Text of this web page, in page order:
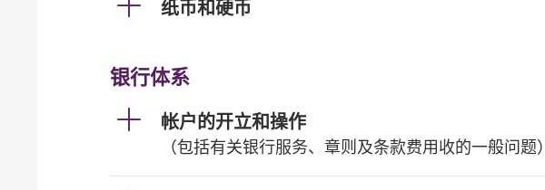
纸币和硬币
银行体系
帐户的开立和操作
（包括有关银行服务、章则及条款费用收的一般问题）